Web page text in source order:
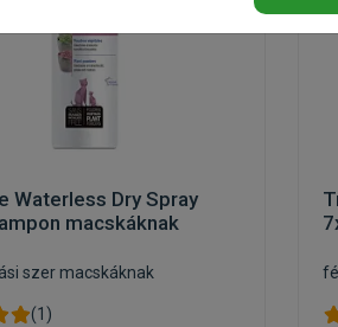
Waterless Dry Spray
macskáknak
szer macskáknak
(1)